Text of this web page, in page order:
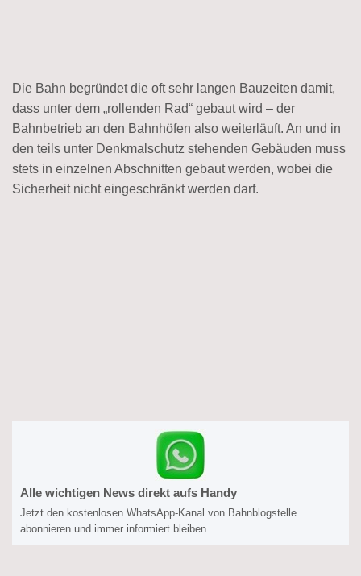
Die Bahn begründet die oft sehr langen Bauzeiten damit,
dass unter dem „rollenden Rad“ gebaut wird – der
Bahnbetrieb an den Bahnhöfen also weiterläuft. An und in
den teils unter Denkmalschutz stehenden Gebäuden muss
stets in einzelnen Abschnitten gebaut werden, wobei die
Sicherheit nicht eingeschränkt werden darf.
Alle wichtigen News direkt aufs Handy
Jetzt den kostenlosen WhatsApp-Kanal von Bahnblogstelle
abonnieren und immer informiert bleiben.